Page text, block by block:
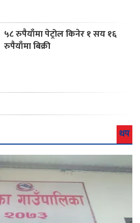
५८ रुपैयाँमा पेट्रोल किनेर १ सय १६
रुपैयाँमा बिक्री
थप